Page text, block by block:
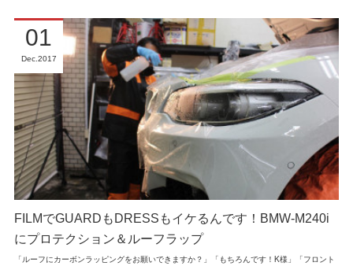
FILMでGUARDもDRESSもイケるんです！BMW-M240i
にプロテクション＆ルーフラップ
「ルーフにカーボンラッピングをお願いできますか？」「もちろんです！K様」「フロント
01
Dec 2017